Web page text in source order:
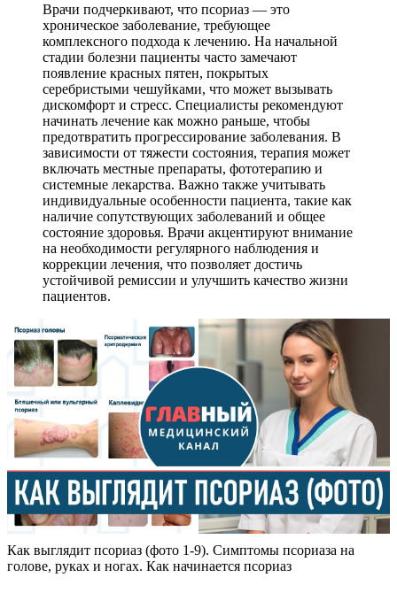
Врачи подчеркивают, что псориаз — это
хроническое заболевание, требующее
комплексного подхода к лечению. На начальной
стадии болезни пациенты часто замечают
появление красных пятен, покрытых
серебристыми чешуйками, что может вызывать
дискомфорт и стресс. Специалисты рекомендуют
начинать лечение как можно раньше, чтобы
предотвратить прогрессирование заболевания. В
зависимости от тяжести состояния, терапия может
включать местные препараты, фототерапию и
системные лекарства. Важно также учитывать
индивидуальные особенности пациента, такие как
наличие сопутствующих заболеваний и общее
состояние здоровья. Врачи акцентируют внимание
на необходимости регулярного наблюдения и
коррекции лечения, что позволяет достичь
устойчивой ремиссии и улучшить качество жизни
пациентов.
Как выглядит псориаз (фото 1-9). Симптомы псориаза на
голове, руках и ногах. Как начинается псориаз